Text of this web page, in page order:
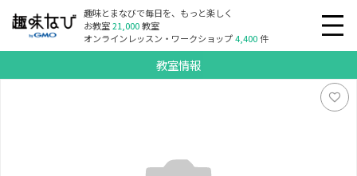
趣味とまなびで毎日を、もっと楽しく
お教室21,000教室
オンラインレッスン・ワークショップ4,400件
教室情報